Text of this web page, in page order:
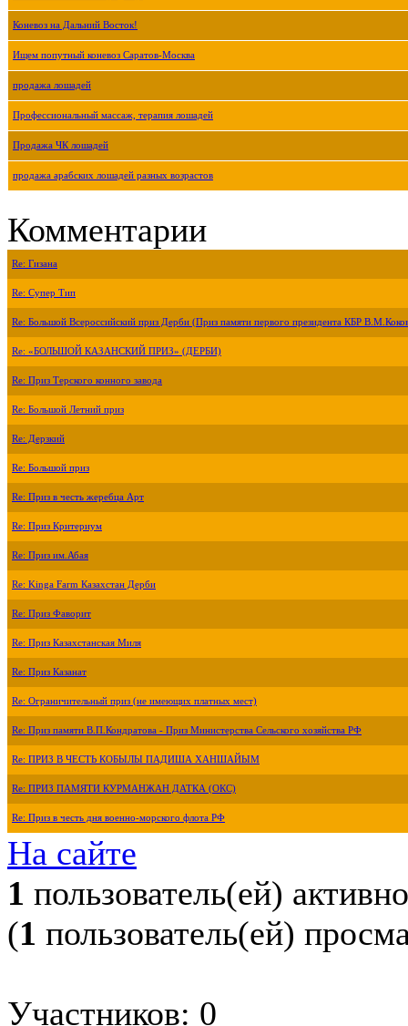
Коневоз на Дальний Восток!
Ищем попутный коневоз Саратов-Москва
продажа лошадей
Профессиональный массаж, терапия лошадей
Продажа ЧК лошадей
продажа арабских лошадей разных возрастов
Комментарии
Re: Гизана
Re: Супер Тип
Re: Большой Всероссийский приз Дерби (Приз памяти первого президента КБР
Re: «БОЛЬШОЙ КАЗАНСКИЙ ПРИЗ» (ДЕРБИ)
Re: Приз Терского конного завода
Re: Большой Летний приз
Re: Дерзкий
Re: Большой приз
Re: Приз в честь жеребца Арт
Re: Приз Критериум
Re: Приз им.Абая
Re: Kinga Farm Казахстан Дерби
Re: Приз Фаворит
Re: Приз Казахстанская Миля
Re: Приз Казанат
Re: Ограничительный приз (не имеющих платных мест)
Re: Приз памяти В.П.Кондратова - Приз Министерства Сельского хозяйства РФ
Re: ПРИЗ В ЧЕСТЬ КОБЫЛЫ ПАДИША ХАНШАЙЫМ
Re: ПРИЗ ПАМЯТИ КУРМАНЖАН ДАТКА (ОКС)
Re: Приз в честь дня военно-морского флота РФ
На сайте
1 пользователь(ей) активно
(1 пользователь(ей)
Участников: 0